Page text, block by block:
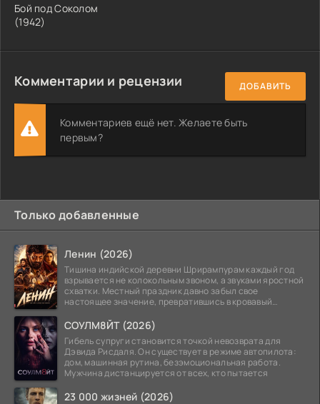
Бой под Соколом
(1942)
Комментарии и рецензии ДОБАВИТЬ
Комментариев ещё нет. Желаете быть
первым?
Только добавленные
Ленин (2026)
Тишина индийской деревни Шрирампурам каждый год
взрывается не колокольным звоном, а звуками яростной
схватки. Местный праздник давно забыл свое
настоящее значение, превратившись в кровавый
СОУЛМ8ЙТ (2026)
Гибель супруги становится точкой невозврата для
Дэвида Рисдаля. Он существует в режиме автопилота:
дом, машинная рутина, безэмоциональная работа.
Мужчина дистанцируется от всех, кто пытается
23 000 жизней (2026)